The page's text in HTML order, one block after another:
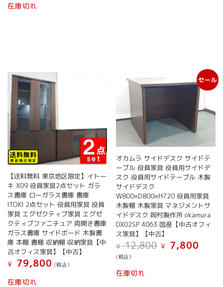
在庫切れ
【送料無料 東京地区限定】イトー
キ X09 役員家具2点セット ガラ
ス書庫 ローガラス書庫 書庫
ITOKI 2点セット 役員用家具 役員
家具 エグゼクティブ家具 エグゼ
クティブファニチュア 両開き書庫
ガラス書庫 サイドボード 木製書
庫 本棚 書棚 収納棚 収納家具【中
古オフィス家具】【中古】
¥
79,800 (税込）
在庫切れ
セール
オカムラ サイドデスク サイドテ
ーブル 役員家具 役員用サイドデ
スク 役員用サイドテーブル 木製
サイドデスク
W800×D800×H720 役員用家具
木製棚 木製家具 マネジメントサ
イドデスク 岡村製作所 okamura
DX02SP 4063 国産【中古オフィ
ス家具】【中古】
¥12,800 元
の
¥ 7,800
(税込）
在庫切れ